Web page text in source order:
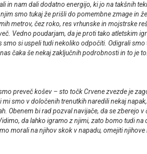
nam dali dodatno energijo, ki jo na takšnih
smo tukaj že prišli do pomembne zmage in
metrov, čez roko, res vrhunske in mojstrske
Vedno poudarjam, da je proti tako atletskim
si uspeli tudi nekoliko odpočiti. Odigrali
čaka še nekaj zaključnih podrobnosti in to je
preveč košev – sto točk Crvene zvezde je
smo v določenih trenutkih naredili nekaj
Obenem bi rad pozval navijače, da se zberejo
da lahko igramo z njimi, zato bomo tudi
morali na njihov skok v napadu, omejiti